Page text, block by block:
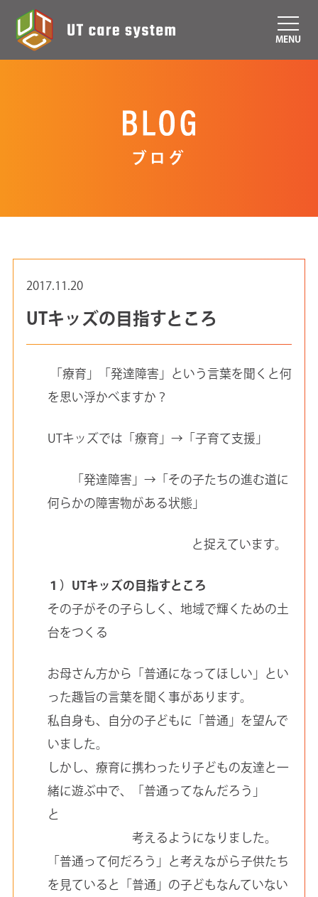
MENU
ブログ
2017.11.20
UTキッズの目指すところ
「療育」「発達障害」という言葉を聞くと何
を思い浮かべますか？
UTキッズでは「療育」→「子育て支援」
「発達障害」→「その子たちの進む道に
何らかの障害物がある状態」
と捉えています。
１）UTキッズの目指すところ
その子がその子らしく、地域で輝くための土
台をつくる
お母さん方から「普通になってほしい」とい
った趣旨の言葉を聞く事があります。
私自身も、自分の子どもに「普通」を望んで
いました。
しかし、療育に携わったり子どもの友達と一
緒に遊ぶ中で、「普通ってなんだろう」
と
考えるようになりました。
「普通って何だろう」と考えながら子供たち
を見ていると「普通」の子どもなんていない